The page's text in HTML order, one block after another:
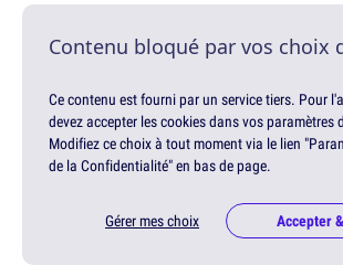
Contenu bloqué par vos choix
Ce contenu est fourni par un service tiers. Pour
devez accepter les cookies dans vos paramètres
Modifiez ce choix à tout moment via le lien
de la Confidentialité" en bas de page.
Gérer mes choix Accepter